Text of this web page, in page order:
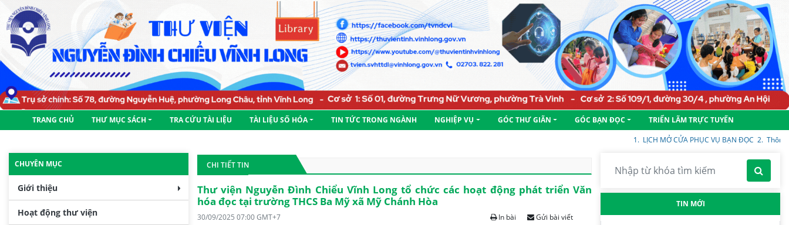
TRANG CHỦ THƯ MỤC SÁCH TRA CỨU TÀI LIỆU TÀI LIỆU SỐ HÓA TIN TỨC TRONG NGÀNH NGHIỆP VỤ GÓC THƯ GIÃN GÓC BẠN ĐỌC
TRIỂN LÃM TRỰC TUYẾN
LỊCH MỞ CỬA PHỤC VỤ BẠN ĐỌC2.Thông báo về
CHUYÊN MỤC
Giới thiệu
Hoạt động thư viện
CHI TIẾT TIN
Thư viện Nguyễn Đình Chiểu Vĩnh Long tổ chức các hoạt động phát triển Văn
hóa đọc tại trường THCS Ba Mỹ xã Mỹ Chánh Hòa
30/09/2025 07:00 GMT+7 In bài Gửi bài viết
TIN MỚI